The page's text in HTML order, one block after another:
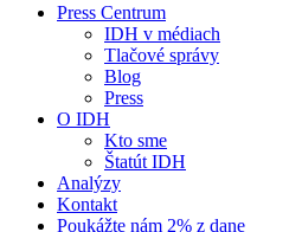
Váš sprievodca
ekonomiky
Press Centrum
IDH v médiach
Tlačové správy
Blog
Press
O IDH
Kto sme
Štatút IDH
Analýzy
Kontakt
Poukážte nám 2% z dane